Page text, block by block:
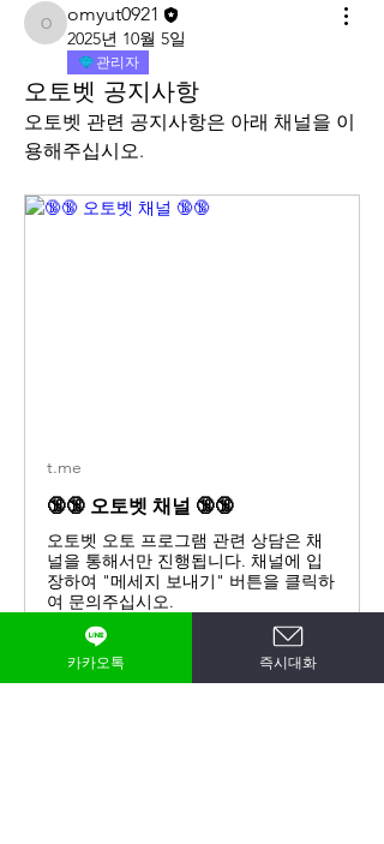
omyut0921
omyut0921
2025년 10월 5일
관리자
오토벳 공지사항
오토벳 관련 공지사항은 아래 채널을 이
용해주십시오.
t.me
🔞🔞 오토벳 채널 🔞🔞
오토벳 오토 프로그램 관련 상담은 채
널을 통해서만 진행됩니다. 채널에 입
장하여 "메세지 보내기" 버튼을 클릭하
여 문의주십시오.
자세히 보기
소개
그룹에 오신 것을 환영합니다. 다른 회원
과의 교류 및 업데이트 수신, 동영상 공
카카오톡 즉시대화